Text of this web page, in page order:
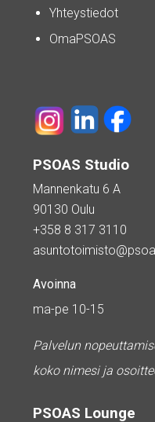
Yhteystiedot
OmaPSOAS
PSOAS Studio
Mannenkatu 6 A
90130 Oulu
+358 8 317 3110
Avoinna
ma-pe 10-15
Palvelun
koko nimesi ja
PSOAS Lounge